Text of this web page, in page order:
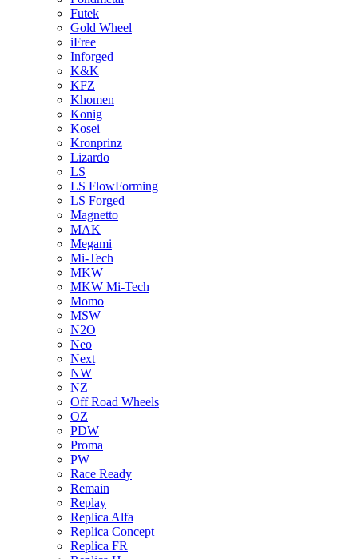
Futek
Gold Wheel
iFree
Inforged
K&K
KFZ
Khomen
Konig
Kosei
Kronprinz
Lizardo
LS
LS FlowForming
LS Forged
Magnetto
MAK
Megami
Mi-Tech
MKW
MKW Mi-Tech
Momo
MSW
N2O
Neo
Next
NW
NZ
Off Road Wheels
OZ
PDW
Proma
PW
Race Ready
Remain
Replay
Replica Alfa
Replica Concept
Replica FR